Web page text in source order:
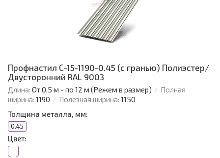
Профнастил С-15-1190-0.45 (с гранью) Полиэстер/
Двусторонний RAL 9003
Длина: От 0,5 м - по 12 м (Режем в размер)
Полная
ширина: 1190 Полезная ширина: 1150
Толщина металла, мм:
0.45
Цвет: